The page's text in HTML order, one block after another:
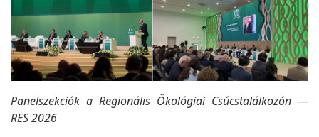
Panelszekciók a Regionális Ökológiai Csúcstalálkozón —
RES 2026